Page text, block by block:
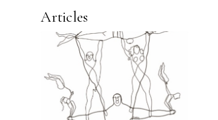
Articles